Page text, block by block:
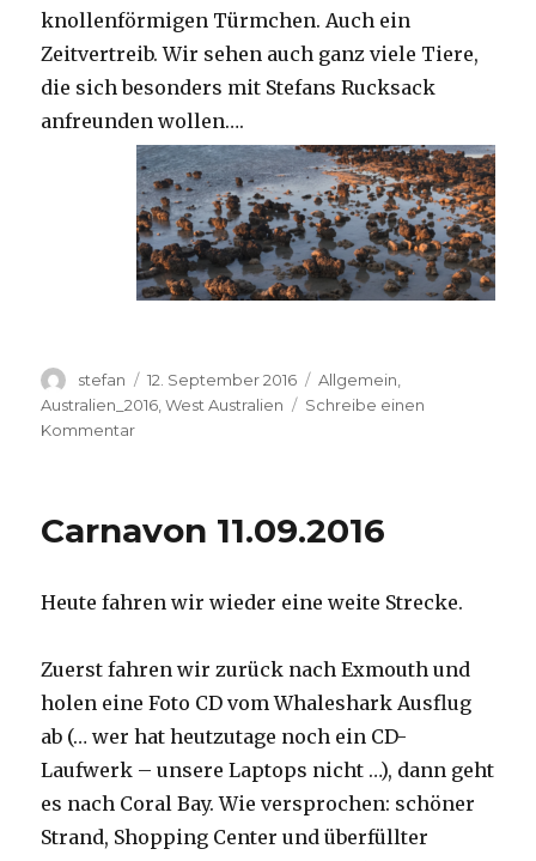
knollenförmigen Türmchen. Auch ein
Zeitvertreib. Wir sehen auch ganz viele Tiere,
die sich besonders mit Stefans Rucksack
anfreunden wollen….
Autor
stefan
Veröffentlicht
am
12. September 2016 Kategorien
Allgemein
Australien_2016 ,West Australien
Schreibe einen
Kommentarzu
Carnavon 11.09.2016
Heute fahren wir wieder eine weite Strecke.
Zuerst fahren wir zurück nach Exmouth und
holen eine Foto CD vom Whaleshark Ausflug
ab (… wer hat heutzutage noch ein CD-
Laufwerk – unsere Laptops nicht …), dann geht
es nach Coral Bay. Wie versprochen: schöner
Strand, Shopping Center und überfüllter